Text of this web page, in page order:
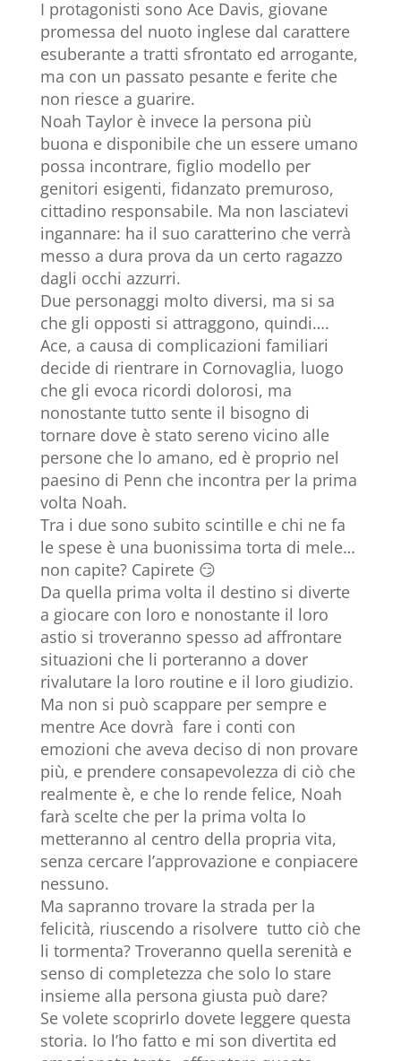
I protagonisti sono Ace Davis, giovane
promessa del nuoto inglese dal carattere
esuberante a tratti sfrontato ed arrogante,
ma con un passato pesante e ferite che
non riesce a guarire.
Noah Taylor è invece la persona più
buona e disponibile che un essere umano
possa incontrare, figlio modello per
genitori esigenti, fidanzato premuroso,
cittadino responsabile. Ma non lasciatevi
ingannare: ha il suo caratterino che verrà
messo a dura prova da un certo ragazzo
dagli occhi azzurri.
Due personaggi molto diversi, ma si sa
che gli opposti si attraggono, quindi….
Ace, a causa di complicazioni familiari
decide di rientrare in Cornovaglia, luogo
che gli evoca ricordi dolorosi, ma
nonostante tutto sente il bisogno di
tornare dove è stato sereno vicino alle
persone che lo amano, ed è proprio nel
paesino di Penn che incontra per la prima
volta Noah.
Tra i due sono subito scintille e chi ne fa
le spese è una buonissima torta di mele…
non capite? Capirete 😏
Da quella prima volta il destino si diverte
a giocare con loro e nonostante il loro
astio si troveranno spesso ad affrontare
situazioni che li porteranno a dover
rivalutare la loro routine e il loro giudizio.
Ma non si può scappare per sempre e
mentre Ace dovrà fare i conti con
emozioni che aveva deciso di non provare
più, e prendere consapevolezza di ciò che
realmente è, e che lo rende felice, Noah
farà scelte che per la prima volta lo
metteranno al centro della propria vita,
senza cercare l’approvazione e conpiacere
nessuno.
Ma sapranno trovare la strada per la
felicità, riuscendo a risolvere tutto ciò che
li tormenta? Troveranno quella serenità e
senso di completezza che solo lo stare
insieme alla persona giusta può dare?
Se volete scoprirlo dovete leggere questa
storia. Io l’ho fatto e mi son divertita ed